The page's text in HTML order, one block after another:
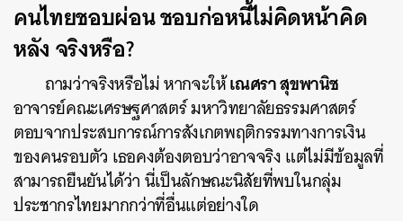
คนไทยชอบผ่อน ชอบก่อหนี้ไม่คิดหน้าคิด
หลัง จริงหรือ?
ถามว่าจริงหรือไม่ หากจะให้เณศรา สุขพานิช
อาจารย์คณะเศรษฐศาสตร์ มหาวิทยาลัยธรรมศาสตร์
ตอบจากประสบการณ์การสังเกตพฤติกรรมทางการเงิน
ของคนรอบตัว เธอคงต้องตอบว่าอาจจริง แต่ไม่มีข้อมูลที่
สามารถยืนยันได้ว่า นี่เป็นลักษณะนิสัยที่พบในกลุ่ม
ประชากรไทยมากกว่าที่อื่นแต่อย่างใด